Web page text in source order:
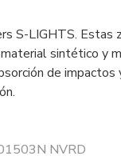
S-LIGHTS. Estas
sintético y
de
NVRD